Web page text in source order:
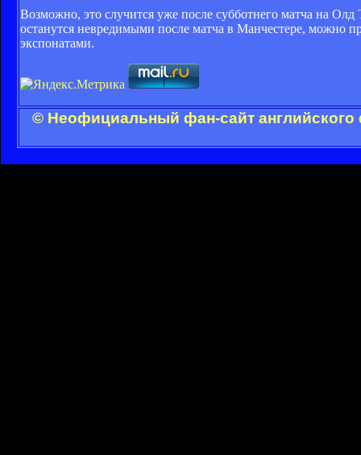
Возможно, это случится уже после субботнего матча на
останутся невредимыми после матча в Манчестере, можно
экспонатами.
© Неофициальный фан-сайт английского